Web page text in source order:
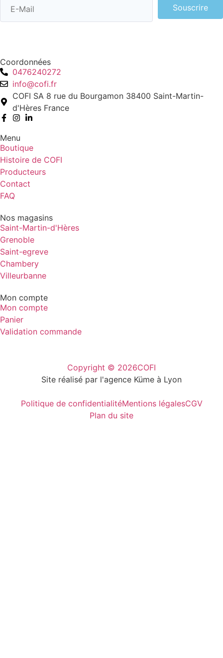
Souscrire
Coordonnées
0476240272
info@cofi.fr
COFI SA 8 rue du Bourgamon 38400 Saint-Martin-
d'Hères France
Menu
Boutique
Histoire de COFI
Producteurs
Contact
FAQ
Nos magasins
Saint-Martin-d'Hères
Grenoble
Saint-egreve
Chambery
Villeurbanne
Mon compte
Mon compte
Panier
Validation commande
Copyright © 2026COFI
Site réalisé par l'agence Küme à Lyon
Politique de confidentialitéMentions légalesCGV
Plan du site